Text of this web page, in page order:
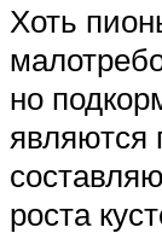
Хоть
но
являются
роста